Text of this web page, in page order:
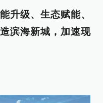
升级、生态赋能、
滨海新城，加速现